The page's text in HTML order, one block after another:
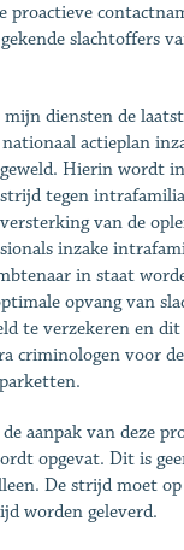
proactieve
slachtoffers
diensten de
actieplan
Hierin wordt
tegen
van de
inzake
in staat
opvang van
te verzekeren en
criminologen voor
aanpak van deze
opgevat. Dit is
De strijd moet
worden geleverd.